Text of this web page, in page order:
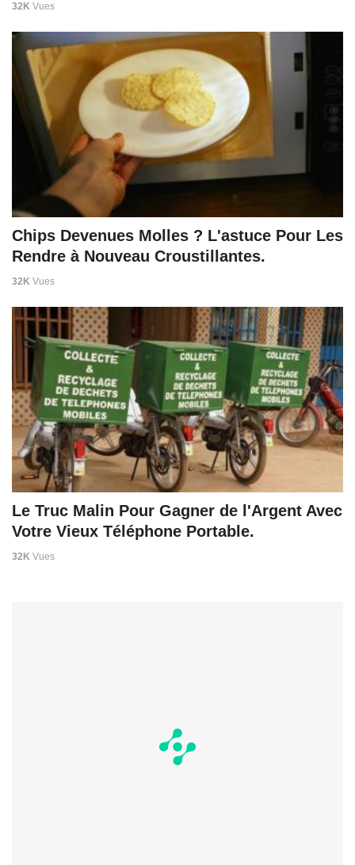
32K Vues
Chips Devenues Molles ? L'astuce Pour Les
Rendre à Nouveau Croustillantes.
32K Vues
Le Truc Malin Pour Gagner de l'Argent Avec
Votre Vieux Téléphone Portable.
32K Vues